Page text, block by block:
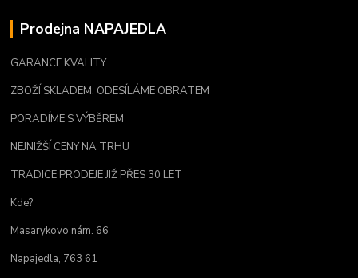
Prodejna NAPAJEDLA
GARANCE KVALITY
ZBOŽÍ SKLADEM, ODESÍLÁME OBRATEM
PORADÍME S VÝBĚREM
NEJNIŽŠÍ CENY NA TRHU
TRADICE PRODEJE JIŽ PŘES 30 LET
Kde?
Masarykovo nám. 66
Napajedla, 763 61